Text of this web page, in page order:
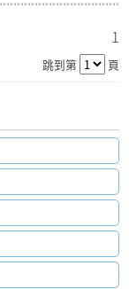
1
跳到第 頁